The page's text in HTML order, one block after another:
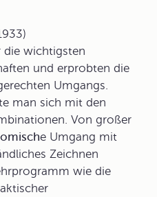
die wichtigsten
und erprobten die
Umgangs.
man sich mit den
Von großer
e Umgang mit
Zeichnen
wie die